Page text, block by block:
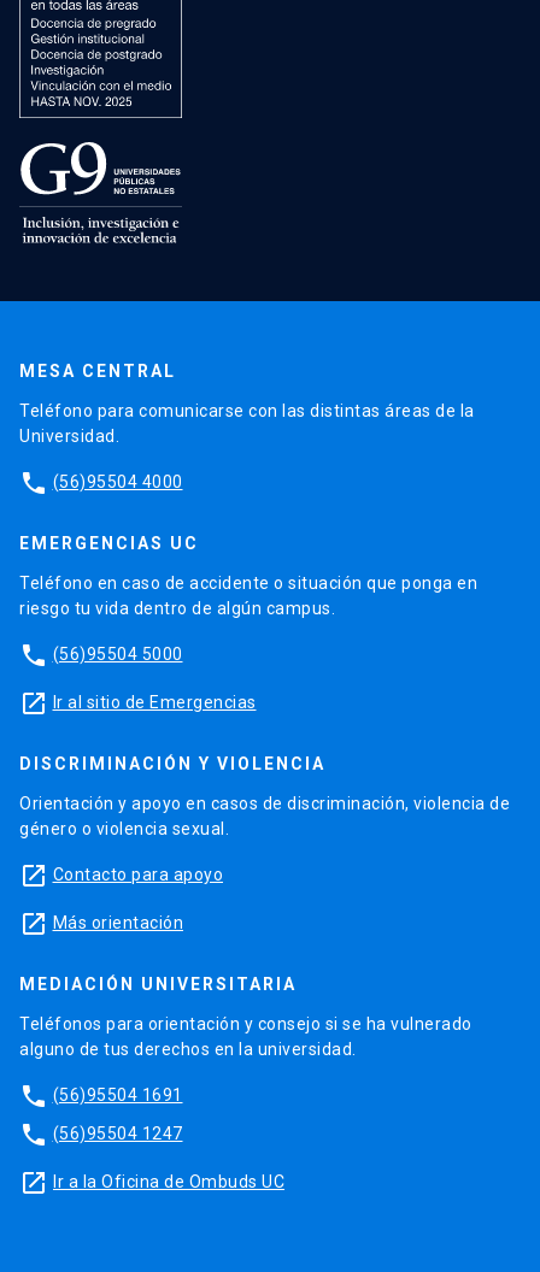
MESA CENTRAL
Teléfono para comunicarse con las distintas áreas de la
Universidad.
phone (56)95504 4000
EMERGENCIAS UC
Teléfono en caso de accidente o situación que ponga en
riesgo tu vida dentro de algún campus.
phone (56)95504 5000
launch Ir al sitio de Emergencias
DISCRIMINACIÓN Y VIOLENCIA
Orientación y apoyo en casos de discriminación, violencia de
género o violencia sexual.
launch Contacto para apoyo
launch Más orientación
MEDIACIÓN UNIVERSITARIA
Teléfonos para orientación y consejo si se ha vulnerado
alguno de tus derechos en la universidad.
phone (56)95504 1691
phone (56)95504 1247
launch Ir a la Oficina de Ombuds UC